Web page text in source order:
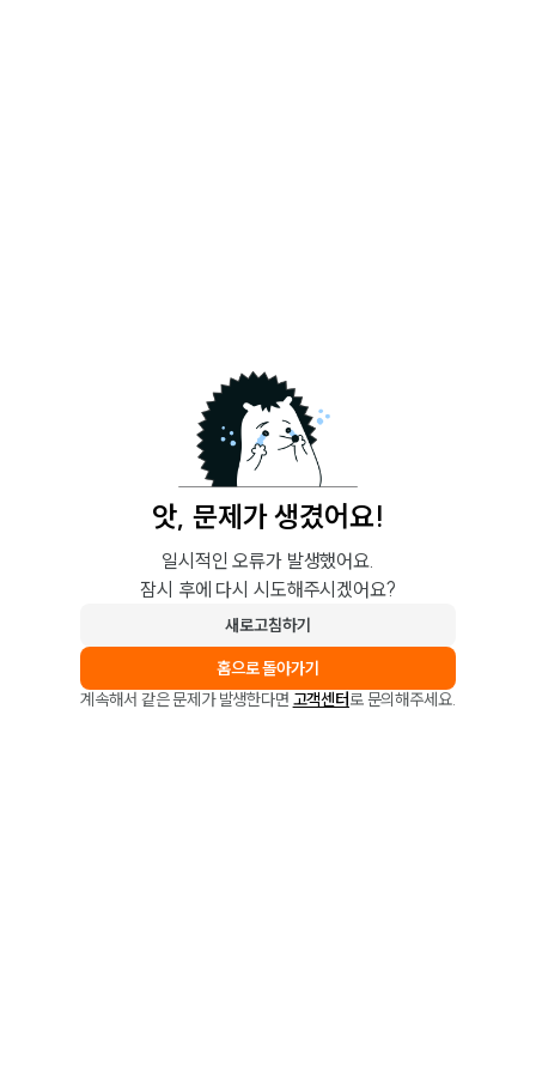
앗, 문제가 생겼어요!
일시적인 오류가 발생했어요.
잠시 후에 다시 시도해주시겠어요?
새로고침하기
홈으로 돌아가기
계속해서 같은 문제가 발생한다면 고객센터로 문의해주세요.